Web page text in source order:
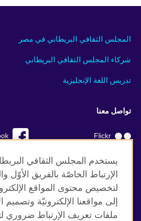
المجلس الثقافي البريطاني في مصر
شركاء المجلس الثقافي البريطاني
تدريس اللغة الإنجليزية
تواصل معنا
Flickr
RSS
يستخدم المجلس الثقافي
الإرتباط الخاصّة بالفريق الأوّل
لتخصيص محتوى المواقع
إلى مواقعنا الإلكترونيّة
ملفات تعريف الإرتباط ضروري